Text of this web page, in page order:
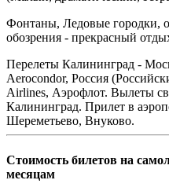
Фонтаны, Ледовые городки,
обозрения - прекрасный
Перелеты Калининград -
Aerocondor, Россия
Airlines, Аэрофлот. Вылеты
Калининград. Прилет в
Шереметьево, Внуково.
Стоимость билетов на
месяцам